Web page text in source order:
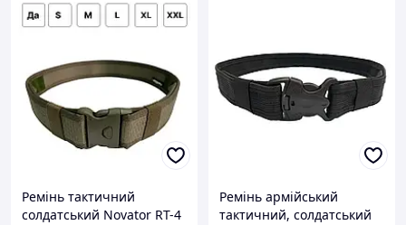
Ремінь тактичний
солдатський Novator RT-4
Ремінь армійський
тактичний, солдатський